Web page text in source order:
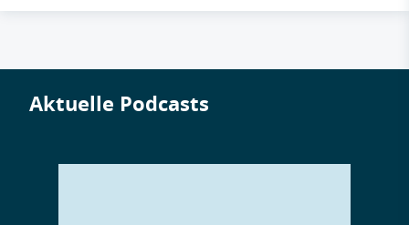
Aktuelle Podcasts